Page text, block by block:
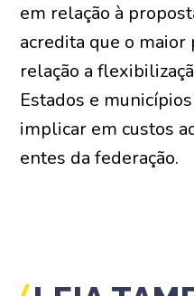
em relação à
acredita que o
relação a
Estados e
implicar em custos
entes da federação.